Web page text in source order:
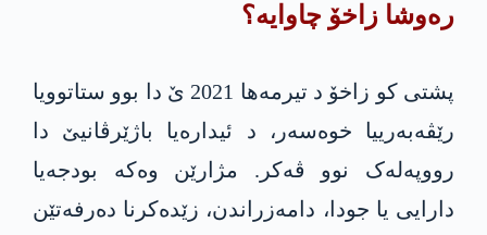
رەوشا زاخۆ چاوایە؟
پشتی کو زاخۆ د تیرمەها 2021 ێ دا بوو ستاتوویا
رێڤەبەرییا خوەسەر، د ئیدارەیا باژێرڤانیێ دا
رووپەلەک نوو ڤەکر. مژارێن وەکە بودجەیا
دارایی یا جودا، دامه‌زراندن، زێدەکرنا دەرفەتێن